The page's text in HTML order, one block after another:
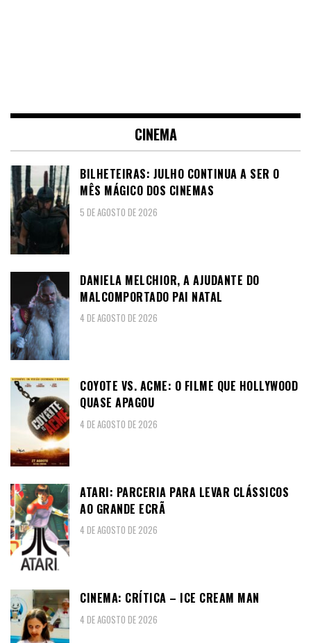
CINEMA
BILHETEIRAS: JULHO CONTINUA A SER O
MÊS MÁGICO DOS CINEMAS
5 DE AGOSTO DE 2026
DANIELA MELCHIOR, A AJUDANTE DO
MALCOMPORTADO PAI NATAL
4 DE AGOSTO DE 2026
COYOTE VS. ACME: O FILME QUE HOLLYWOOD
QUASE APAGOU
4 DE AGOSTO DE 2026
ATARI: PARCERIA PARA LEVAR CLÁSSICOS
AO GRANDE ECRÃ
4 DE AGOSTO DE 2026
CINEMA: CRÍTICA – ICE CREAM MAN
4 DE AGOSTO DE 2026